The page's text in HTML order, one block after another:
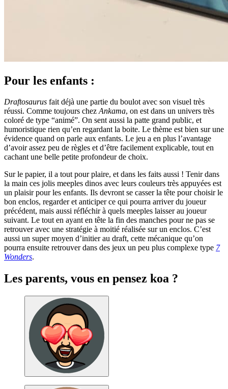
Pour les enfants :
Draftosaurus fait déjà une partie du boulot avec son visuel très
réussi. Comme toujours chezAnkama, on est dans un univers très
coloré de type “animé”. On sent aussi la patte grand public, et
humoristique rien qu’en regardant la boite. Le thème est bien sur une
évidence quand on parle aux enfants. Le jeu a en plus l’avantage
d’avoir assez peu de règles et d’être facilement explicable, tout en
cachant une belle petite profondeur de choix.
Sur le papier, il a tout pour plaire, et dans les faits aussi ! Tenir dans
la main ces jolis meeples dinos avec leurs couleurs très appuyées est
un plaisir pour les enfants. Ils devront se casser la tête pour choisir le
bon enclos, regarder et anticiper ce qui pourra arriver du joueur
précédent, mais aussi réfléchir à quels meeples laisser au joueur
suivant. Le tout en ayant en tête la fin des manches pour ne pas se
retrouver avec une stratégie à moitié réalisée sur un enclos. C’est
aussi un super moyen d’initier au draft, cette mécanique qu’on
pourra ensuite retrouver dans des jeux un peu plus complexe type 7
Wonders.
Les parents, vous en pensez koa ?